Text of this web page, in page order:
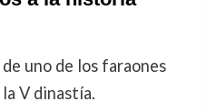
uno de los faraones
V dinastía.